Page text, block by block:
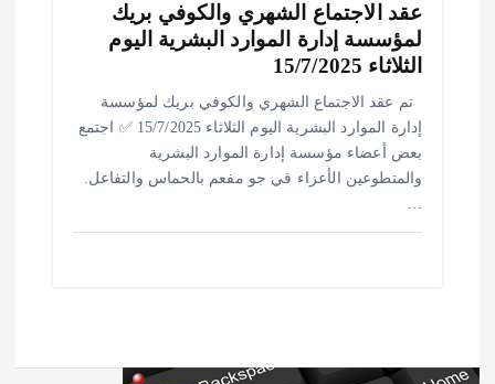
عقد الاجتماع الشهري والكوفي بريك
لمؤسسة إدارة الموارد البشرية اليوم
الثلاثاء 15/7/2025
تم عقد الاجتماع الشهري والكوفي بريك لمؤسسة
إدارة الموارد البشرية اليوم الثلاثاء 15/7/2025 ✅ اجتمع
بعض أعضاء مؤسسة إدارة الموارد البشرية
والمتطوعين الأعزاء في جو مفعم بالحماس والتفاعل.
…